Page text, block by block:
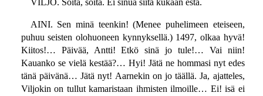
VILJO. Soita, soita. Ei sinua siitä kukaan estä.
AINI. Sen minä teenkin! (Menee puhelimeen eteiseen,
puhuu seisten olohuoneen kynnyksellä.) 1497, olkaa hyvä!
Kiitos!… Päivää, Antti! Etkö sinä jo tule!… Vai niin!
Kauanko se vielä kestää?… Hyi! Jätä ne hommasi nyt edes
tänä päivänä… Jätä nyt! Aarnekin on jo täällä. Ja, ajatteles,
Viljokin on tullut kamaristaan ihmisten ilmoille… Ei! isä ei